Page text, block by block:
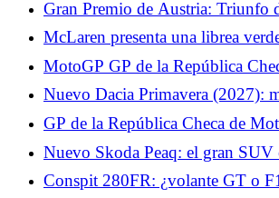
del BYD Atto 2 nos dejó con
estuviera desprovisto de...
junio de 2026
Gran Premio de Austria: Triunfo
Russell, Verstappen impresiona
McLaren presenta una librea
Silverstone.
MotoGP GP de la República
canal de televisión y horarios del
Fabio Quartararo espera lo mejor
Nuevo Dacia Primavera (2027):
nombre pero toma todo del
GP de la República Checa de
Márquez espera un intenso
Nuevo Skoda Peaq: el gran SUV
el velo de su interior
Conspit 280FR: ¿volante GT o